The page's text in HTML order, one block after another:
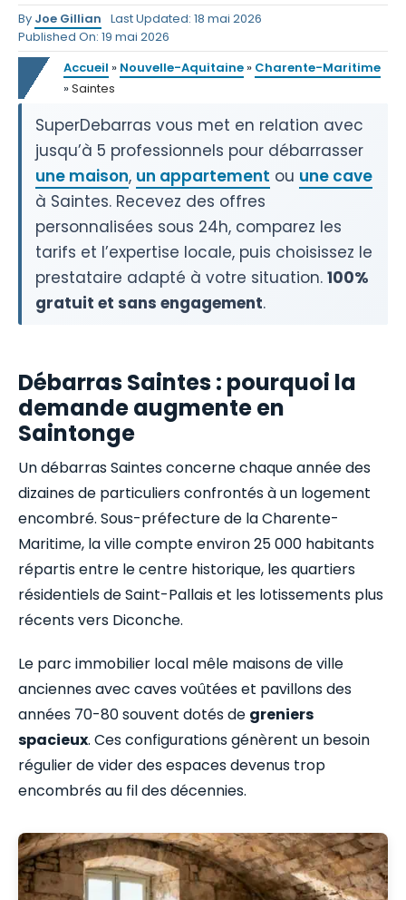
By Joe Gillian Last Updated: 18 mai 2026
Published On: 19 mai 2026
Accueil » Nouvelle-Aquitaine » Charente-Maritime
»Saintes
SuperDebarras vous met en relation avec
jusqu’à 5 professionnels pour débarrasser
une maison, un appartement ou une cave
à Saintes. Recevez des offres
personnalisées sous 24h, comparez les
tarifs et l’expertise locale, puis choisissez le
prestataire adapté à votre situation. 100%
gratuit et sans engagement.
Débarras Saintes : pourquoi la
demande augmente en
Saintonge
Un débarras Saintes concerne chaque année des
dizaines de particuliers confrontés à un logement
encombré. Sous-préfecture de la Charente-
Maritime, la ville compte environ 25 000 habitants
répartis entre le centre historique, les quartiers
résidentiels de Saint-Pallais et les lotissements plus
récents vers Diconche.
Le parc immobilier local mêle maisons de ville
anciennes avec caves voûtées et pavillons des
années 70-80 souvent dotés de greniers
spacieux. Ces configurations génèrent un besoin
régulier de vider des espaces devenus trop
encombrés au fil des décennies.